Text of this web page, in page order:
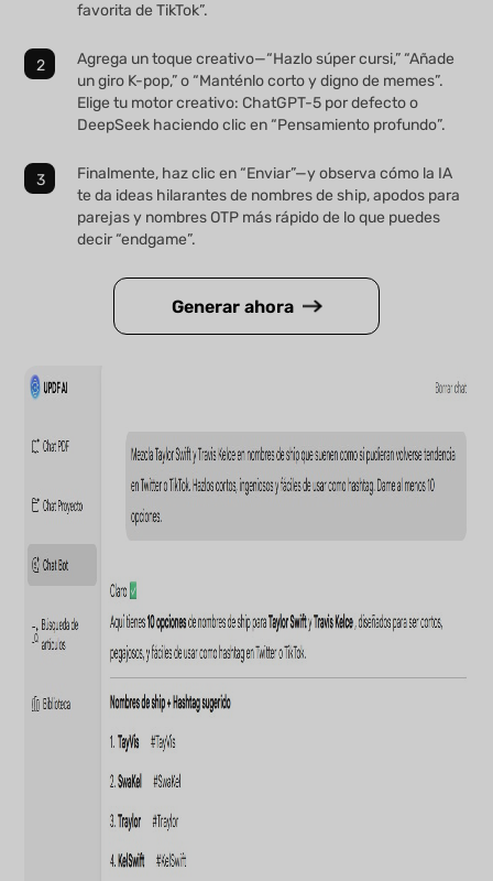
favorita de TikTok”.
Agrega un toque creativo—“Hazlo súper cursi,” “Añade
un giro K-pop,” o “Manténlo corto y digno de memes”.
Elige tu motor creativo: ChatGPT-5 por defecto o
DeepSeek haciendo clic en “Pensamiento profundo”.
Finalmente, haz clic en “Enviar”—y observa cómo la IA
te da ideas hilarantes de nombres de ship, apodos para
parejas y nombres OTP más rápido de lo que puedes
decir “endgame”.
Generar ahora